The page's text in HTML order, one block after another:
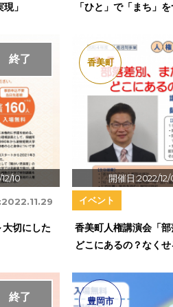
」
「ひと」で「まち」
10
終了
2022.11.29
切にした
開催日:2022/
香美町
イベント
香美町人権講演会「
どこにあるの？なくせ
終了 豊岡市